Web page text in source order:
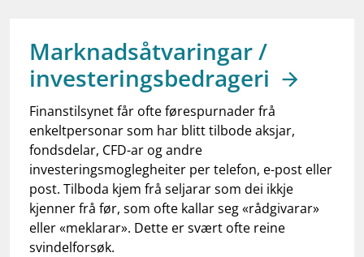
dashboardInformasjon for investorer
notifications_noneAbonner på nyhetsvarsel
Marknadsåtvaringar /
investeringsbedrageri
Finanstilsynet får ofte førespurnader frå
enkeltpersonar som har blitt tilbode aksjar,
fondsdelar, CFD-ar og andre
investeringsmoglegheiter per telefon, e-post eller
post. Tilboda kjem frå seljarar som dei ikkje
kjenner frå før, som ofte kallar seg «rådgivarar»
eller «meklarar». Dette er svært ofte reine
svindelforsøk.